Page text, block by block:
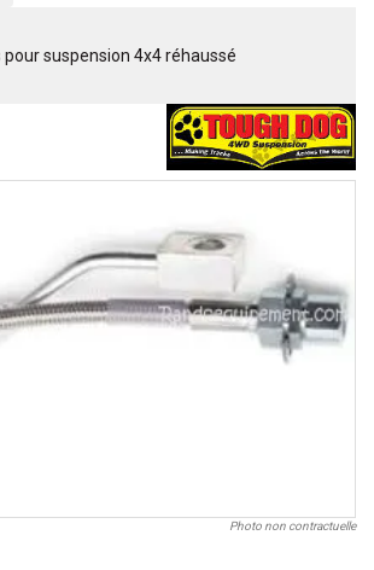
suspension 4x4 réhaussé
Photo non contractuelle